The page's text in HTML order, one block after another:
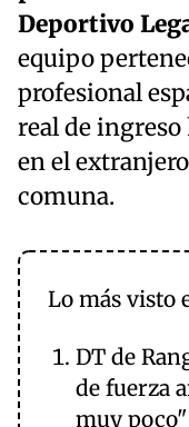
Deportivo
equipo
profesional
real de
en el
comuna.
Lo más visto
DT de
de fuerza
muy poco"